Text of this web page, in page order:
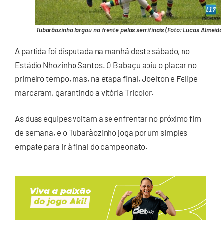
Tubarãozinho largou na frente pelas semifinais (Foto: Lucas
A partida foi disputada na manhã deste sábado, no
Estádio Nhozinho Santos. O Babaçu abiu o placar no
primeiro tempo, mas, na etapa final, Joelton e Felipe
marcaram, garantindo a vitória Tricolor.
As duas equipes voltam a se enfrentar no próximo fim
de semana, e o Tubarãozinho joga por um simples
empate para ir à final do campeonato.